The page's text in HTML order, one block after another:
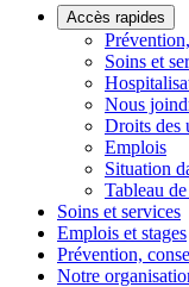
Accès rapides
Soins et
Nous
Droits des
Emplois
Situation
Tableau
Soins et services
Emplois et stages
Prévention,
Notre